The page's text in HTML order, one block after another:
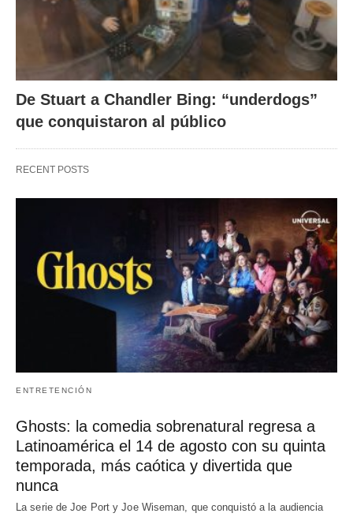
De Stuart a Chandler Bing: “underdogs”
que conquistaron al público
RECENT POSTS
ENTRETENCIÓN
Ghosts: la comedia sobrenatural regresa a
Latinoamérica el 14 de agosto con su quinta
temporada, más caótica y divertida que
nunca
La serie de Joe Port y Joe Wiseman, que conquistó a la audiencia